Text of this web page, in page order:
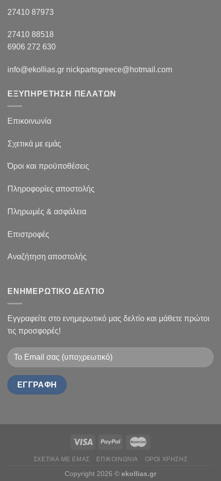
27410 87973
27410 88518
6906 272 630
info@ekollias.gr nickpartsgreece@hotmail.com
ΕΞΥΠΗΡΕΤΗΣΗ ΠΕΛΑΤΩΝ
Επικοινωνία
Σχετικά με εμάς
Όροι και προϋποθέσεις
Πληροφορίες αποστολής
Πληρωμές & ασφάλεια
Επιστροφές
Αναζήτηση αποστολής
ΕΝΗΜΕΡΩΤΙΚΟ ΔΕΛΤΙΟ
Εγγραφείτε στο ενημερωτικό μας δελτίο και μάθετε πρώτοι
τις προσφορές!
ΣΧΕΤΙΚΆ ΜΕ ΕΜΆΣ ΕΠΙΚΟΙΝΩΝΊΑ ΌΡΟΙ ΧΡΉΣΗΣ
Copyright 2026 © ekollias.gr